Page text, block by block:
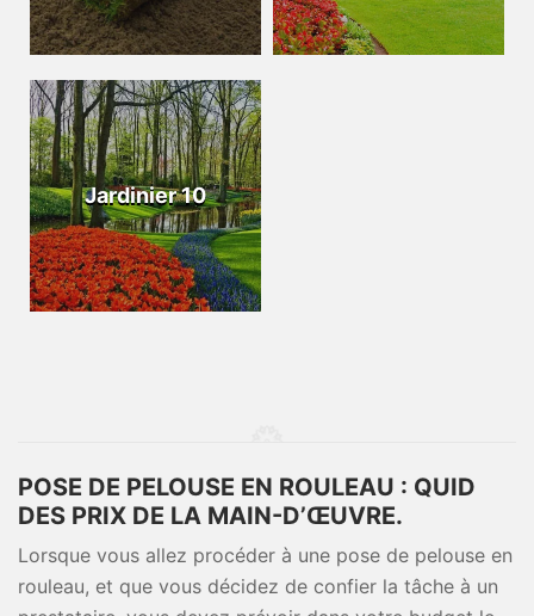
Jardinier 10
POSE DE PELOUSE EN ROULEAU : QUID
DES PRIX DE LA MAIN-D’ŒUVRE.
Lorsque vous allez procéder à une pose de pelouse en
rouleau, et que vous décidez de confier la tâche à un